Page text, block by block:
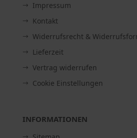
Impressum
Kontakt
Widerrufsrecht &
Lieferzeit
Vertrag widerrufen
Cookie Einstellungen
INFORMATIONEN